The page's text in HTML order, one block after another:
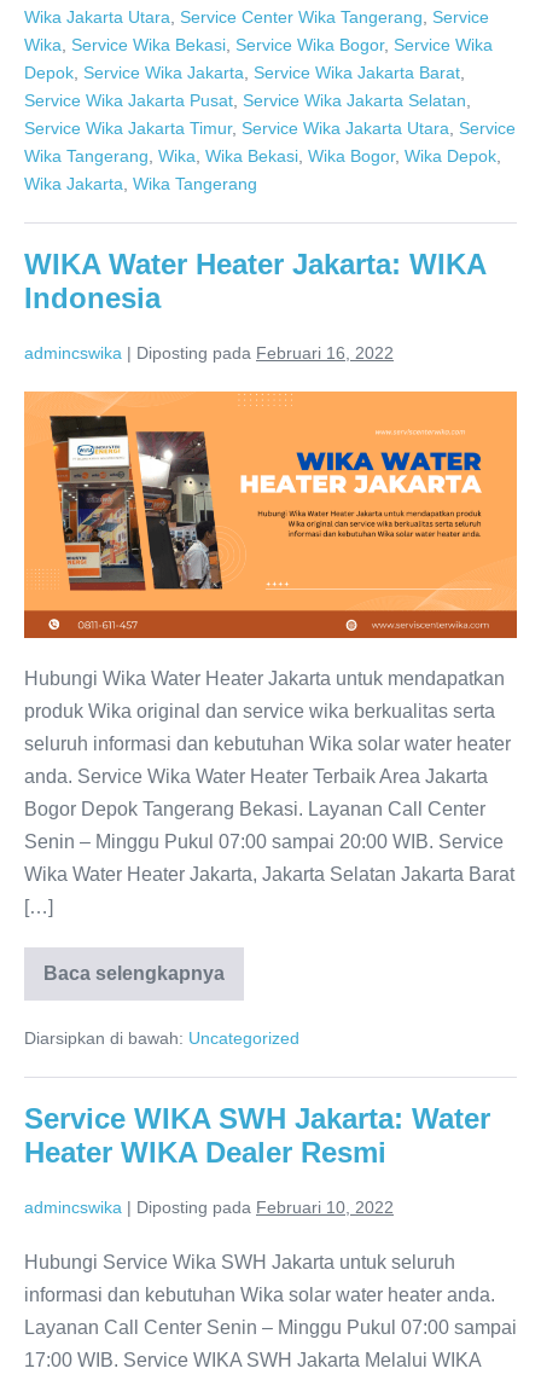
Wika Jakarta Utara
Service Center Wika Tangerang
Service
Wika
Service Wika Bekasi Service Wika Bogor, Service Wika
Depok Service Wika Jakarta Service Wika Jakarta Barat
Service Wika Jakarta Pusat Service Wika Jakarta Selatan
Service Wika Jakarta Timur, Service Wika Jakarta Utara
Service
Wika Tangerang Wika Wika Bekasi Wika Bogor, Wika Depok
Wika Jakarta Wika Tangerang
WIKA Water Heater Jakarta: WIKA
Indonesia
admincswika | Diposting pada Februari 16, 2022
WIKA
Water
Heater
Jakarta:
WIKA
Indonesia
Hubungi Wika Water Heater Jakarta untuk mendapatkan
produk Wika original dan service wika berkualitas serta
seluruh informasi dan kebutuhan Wika solar water heater
anda. Service Wika Water Heater Terbaik Area Jakarta
Bogor Depok Tangerang Bekasi. Layanan Call Center
Senin – Minggu Pukul 07:00 sampai 20:00 WIB. Service
Wika Water Heater Jakarta, Jakarta Selatan Jakarta Barat
[…]
Baca selengkapnya
WIKA
Water
Jakarta:
Indonesia
Diarsipkan di bawah: Uncategorized
Service WIKA SWH Jakarta: Water
Heater WIKA Dealer Resmi
admincswika | Diposting pada Februari 10, 2022
Hubungi Service Wika SWH Jakarta untuk seluruh
informasi dan kebutuhan Wika solar water heater anda.
Layanan Call Center Senin – Minggu Pukul 07:00 sampai
17:00 WIB. Service WIKA SWH Jakarta Melalui WIKA